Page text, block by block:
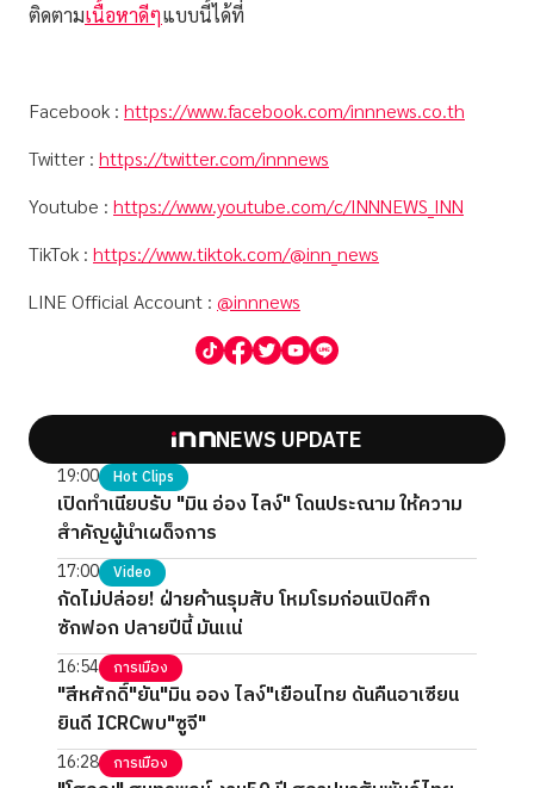
ติดตามเนื้อหาดีๆแบบนี้ได้ที่
Facebook : https://www.facebook.com/innnews.co.th
Twitter : https://twitter.com/innnews
Youtube : https://www.youtube.com/c/INNNEWS_INN
TikTok : https://www.tiktok.com/@inn_news
LINE Official Account : @innnews
NEWS UPDATE
19:00 Hot Clips
เปิดทำเนียบรับ "มิน อ่อง ไลง์" โดนประณาม ให้ความ
สำคัญผู้นำเผด็จการ
17:00 Video
กัดไม่ปล่อย! ฝ่ายค้านรุมสับ โหมโรมก่อนเปิดศึก
ซักฟอก ปลายปีนี้ มันแน่
16:54 การเมือง
"สีหศักดิ์"ยัน"มิน ออง ไลง์"เยือนไทย ดันคืนอาเซียน
ยินดี ICRCพบ"ซูจี"
16:28 การเมือง